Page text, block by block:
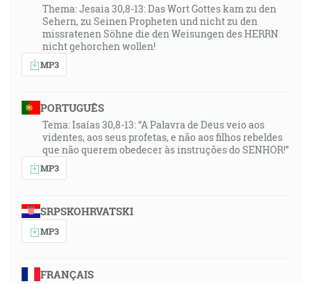
Thema: Jesaia 30,8-13: Das Wort Gottes kam zu den
Sehern, zu Seinen Propheten und nicht zu den
missratenen Söhne die den Weisungen des HERRN
nicht gehorchen wollen!
MP3
PORTUGUÊS
Tema: Isaías 30,8-13: “A Palavra de Deus veio aos
videntes, aos seus profetas, e não aos filhos rebeldes
que não querem obedecer às instruções do SENHOR!”
MP3
SRPSKOHRVATSKI
MP3
FRANÇAIS